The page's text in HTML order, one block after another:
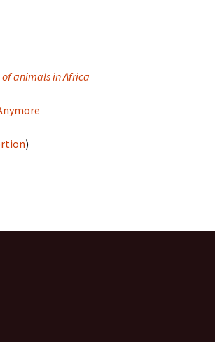
animals in Africa
)